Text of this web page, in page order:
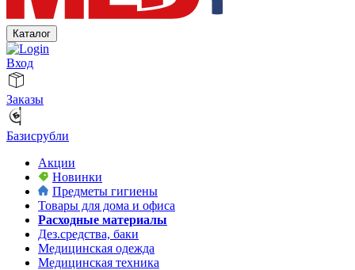
Каталог
Вход
Заказы
Базисрубли
Акции
Новинки
Предметы гигиены
Товары для дома и офиса
Расходные материалы
Дез.средства, баки
Медицинская одежда
Медицинская техника